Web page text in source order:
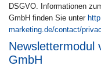
DSGVO. Informationen
GmbH finden Sie unter
marketing.de/contact/
Newslettermodul
GmbH